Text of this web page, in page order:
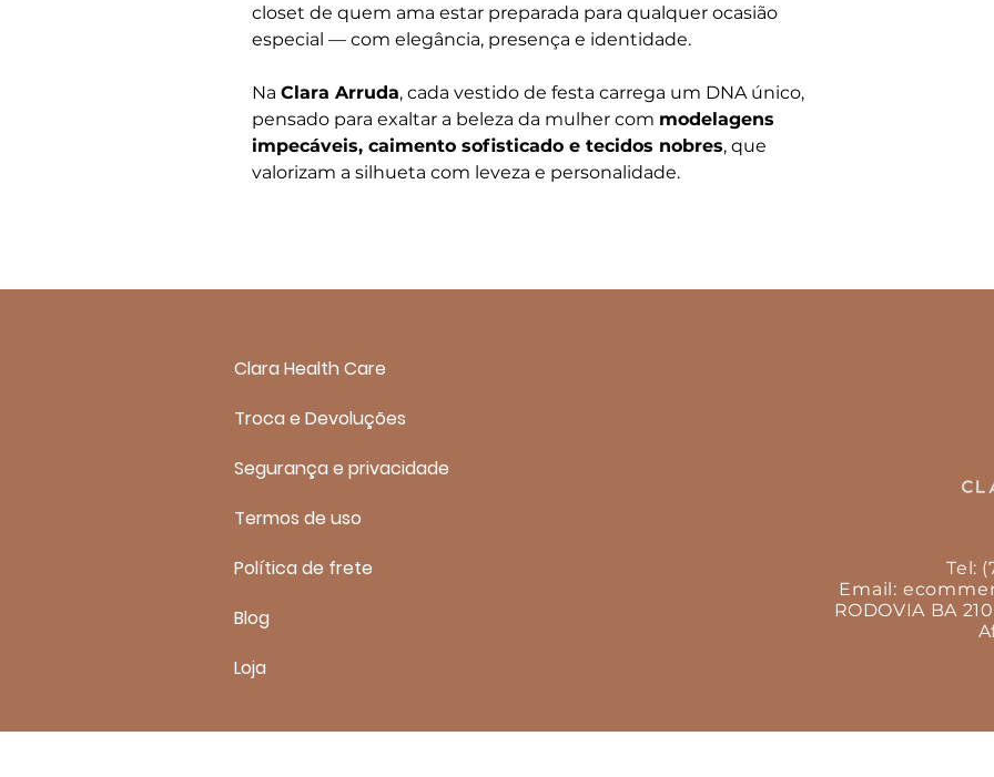
closet de quem ama estar preparada para qualquer ocasião
especial — com elegância, presença e identidade.
Na Clara Arruda, cada vestido de festa carrega um DNA único,
pensado para exaltar a beleza da mulher com modelagens
impecáveis, caimento sofisticado e tecidos nobres, que
valorizam a silhueta com leveza e personalidade.
Clara Health Care
Troca e Devoluções
Segurança e privacidade
Termos de uso
Política de frete
Blog
Loja
Tel:
Email:
RODOVIA BA